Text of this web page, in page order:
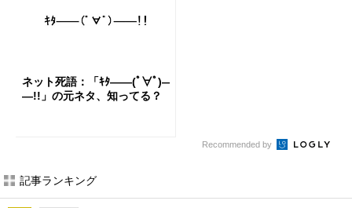
ネット死語：「ｷﾀ――(ﾟ∀ﾟ)―
―!!」の元ネタ、知ってる？
Recommended by
記事ランキング